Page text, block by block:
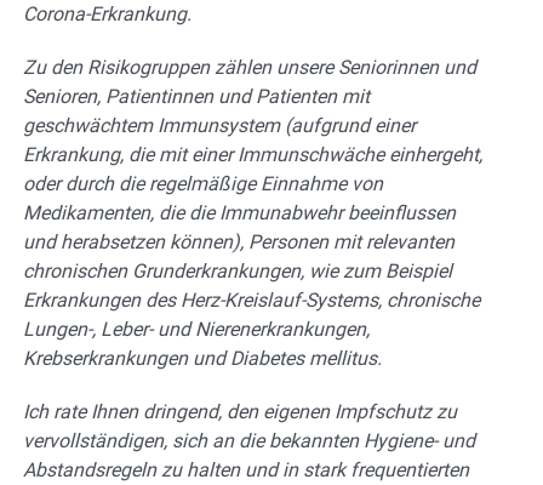
Corona-Erkrankung.
Zu den Risikogruppen zählen unsere Seniorinnen und
Senioren, Patientinnen und Patienten mit
geschwächtem Immunsystem (aufgrund einer
Erkrankung, die mit einer Immunschwäche einhergeht,
oder durch die regelmäßige Einnahme von
Medikamenten, die die Immunabwehr beeinflussen
und herabsetzen können), Personen mit relevanten
chronischen Grunderkrankungen, wie zum Beispiel
Erkrankungen des Herz-Kreislauf-Systems, chronische
Lungen-, Leber- und Nierenerkrankungen,
Krebserkrankungen und Diabetes mellitus.
Ich rate Ihnen dringend, den eigenen Impfschutz zu
vervollständigen, sich an die bekannten Hygiene- und
Abstandsregeln zu halten und in stark frequentierten